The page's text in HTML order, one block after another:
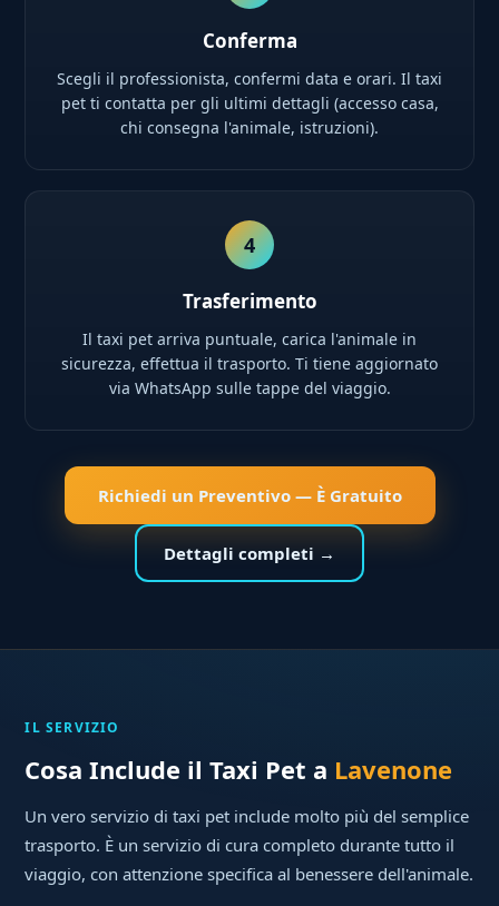
Conferma
Scegli il professionista, confermi data e orari. Il taxi
pet ti contatta per gli ultimi dettagli (accesso casa,
chi consegna l'animale, istruzioni).
4
Trasferimento
Il taxi pet arriva puntuale, carica l'animale in
sicurezza, effettua il trasporto. Ti tiene aggiornato
via WhatsApp sulle tappe del viaggio.
Richiedi un Preventivo — È Gratuito
Dettagli completi →
IL SERVIZIO
Cosa Include il Taxi Pet a Lavenone
Un vero servizio di taxi pet include molto più del semplice
trasporto. È un servizio di cura completo durante tutto il
viaggio, con attenzione specifica al benessere dell'animale.